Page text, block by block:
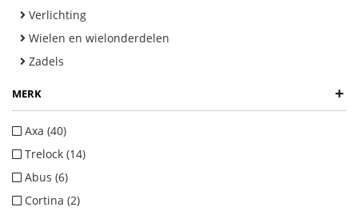
Verlichting
Wielen en wielonderdelen
Zadels
MERK +
Axa (40)
Trelock (14)
Abus (6)
Cortina (2)